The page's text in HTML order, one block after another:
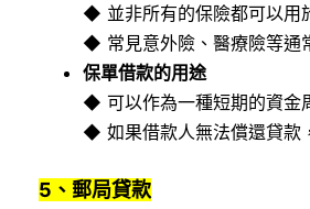
◆ 並非所有的保險都可以用
◆ 常見意外險、醫療險等通
保單借款的用途
◆ 可以作為一種短期的資金
◆ 如果借款人無法償還貸款
5、郵局貸款